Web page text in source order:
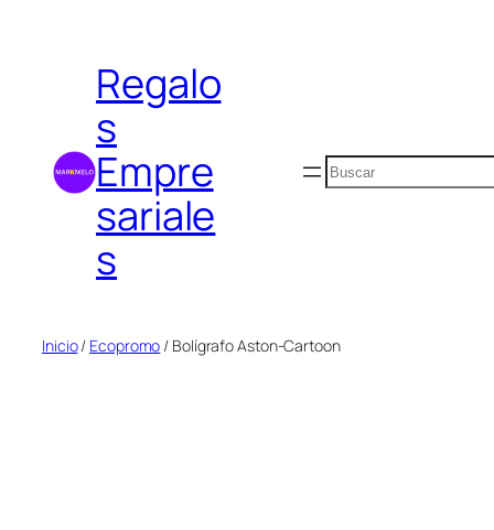
contenidoRegalo
s
Empre
sariale
s
Buscar
Inicio/ Ecopromo / Bolígrafo Aston-Cartoon